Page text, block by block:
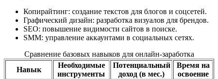
Копирайтинг: создание текстов для блогов и соцсетей.
Графический дизайн: разработка визуалов для брендов.
SEO: повышение видимости сайтов в поиске.
SMM: управление аккаунтами в социальных сетях.
Сравнение базовых навыков для онлайн-заработка
Навык
Необходимые
инструменты
Потенциальный
доход (в мес.)
Время на
освоение